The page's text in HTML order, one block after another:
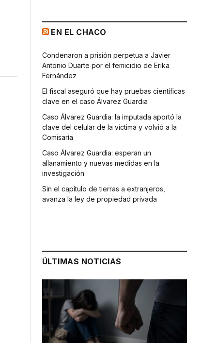
EN EL CHACO
Condenaron a prisión perpetua a Javier
Antonio Duarte por el femicidio de Erika
Fernández
El fiscal aseguró que hay pruebas científicas
clave en el caso Álvarez Guardia
Caso Álvarez Guardia: la imputada aportó la
clave del celular de la víctima y volvió a la
Comisaría
Caso Álvarez Guardia: esperan un
allanamiento y nuevas medidas en la
investigación
Sin el capítulo de tierras a extranjeros,
avanza la ley de propiedad privada
ÚLTIMAS NOTICIAS